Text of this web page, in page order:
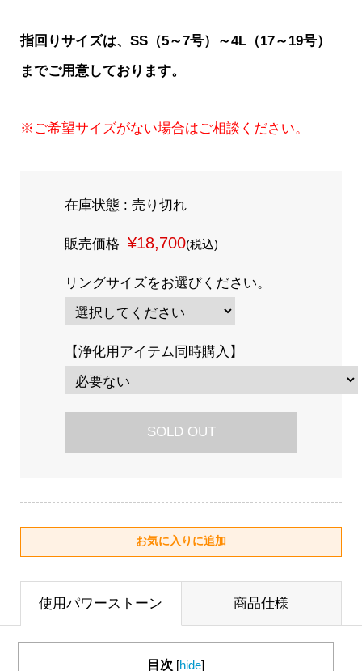
指回りサイズは、SS（5～7号）～4L（17～19号）
までご用意しております。
※ご希望サイズがない場合はご相談ください。
在庫状態 : 売り切れ
販売価格 ¥18,700(税込)
リングサイズをお選びください。
【浄化用アイテム同時購入】
SOLD OUT
使用パワーストーン 商品仕様
目次 [hide]